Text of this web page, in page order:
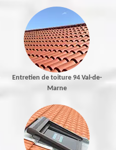
Entretien de toiture 94 Val-de-
Marne